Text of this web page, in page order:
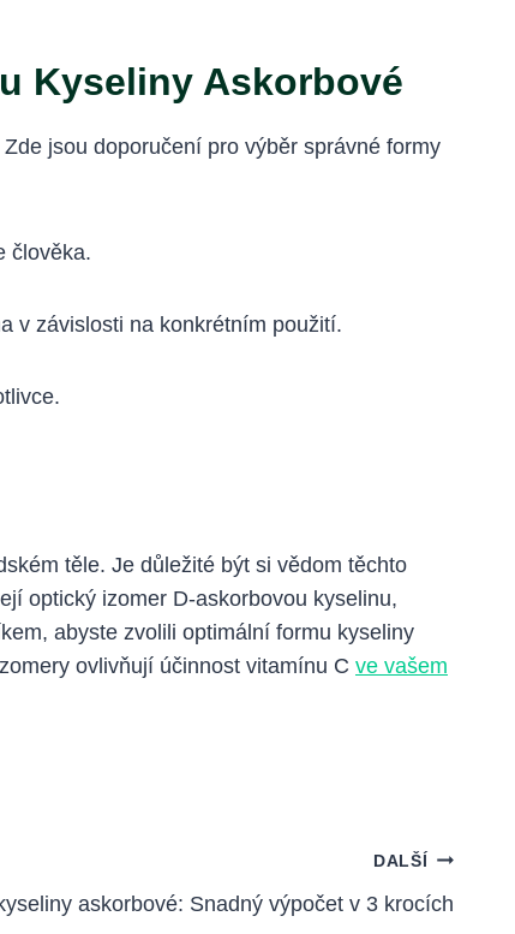
Kyseliny Askorbové
jsou doporučení pro výběr správné formy
člověka.
v závislosti na konkrétním použití.
těle. Je důležité být si vědom těchto
optický izomer D-askorbovou kyselinu,
abyste zvolili optimální formu kyseliny
ovlivňují účinnost vitamínu C ve vašem
DALŠÍ
askorbové: Snadný výpočet v 3 krocích